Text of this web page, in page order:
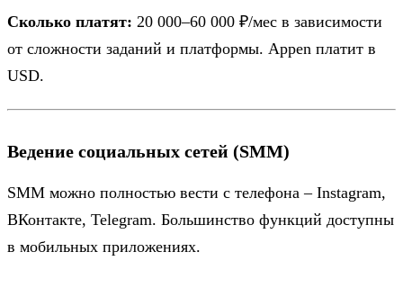
Сколько платят: 20 000–60 000 ₽/мес в зависимости
от сложности заданий и платформы. Appen платит в
USD.
Ведение социальных сетей (SMM)
SMM можно полностью вести с телефона – Instagram,
ВКонтакте, Telegram. Большинство функций доступны
в мобильных приложениях.